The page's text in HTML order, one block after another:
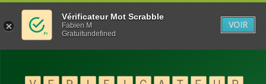
Vérificateur Mot Scrabble
Fabien M
Gratuitundefined
VOIR